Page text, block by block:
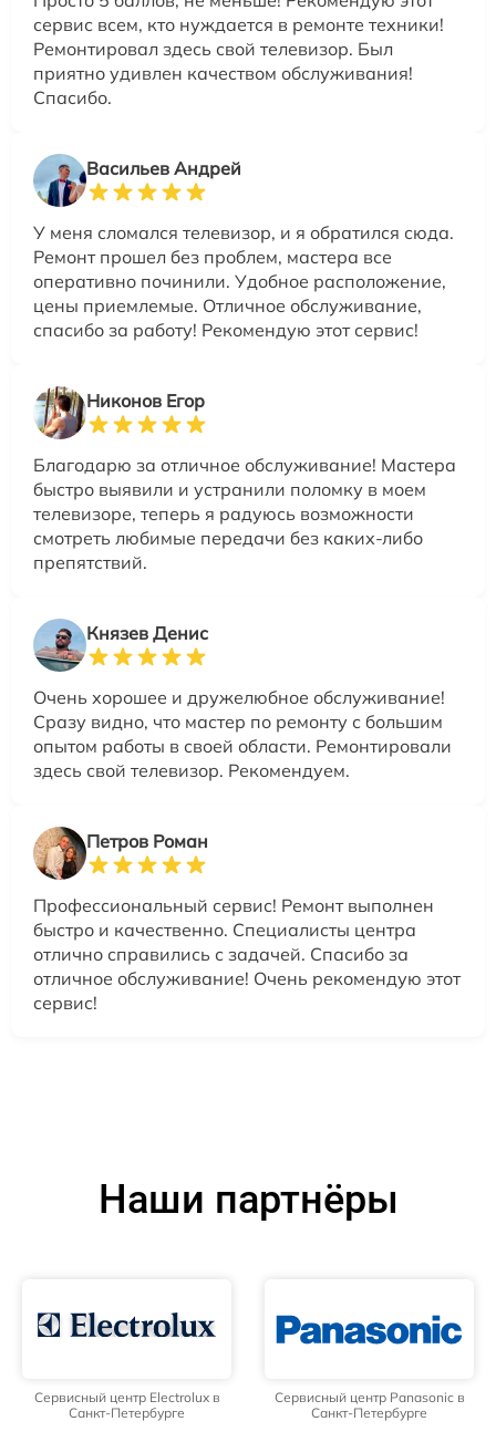
сервис всем, кто нуждается в ремонте техники!
Ремонтировал здесь свой телевизор. Был
приятно удивлен качеством обслуживания!
Спасибо.
Васильев Андрей
У меня сломался телевизор, и я обратился сюда.
Ремонт прошел без проблем, мастера все
оперативно починили. Удобное расположение,
цены приемлемые. Отличное обслуживание,
спасибо за работу! Рекомендую этот сервис!
Никонов Егор
Благодарю за отличное обслуживание! Мастера
быстро выявили и устранили поломку в моем
телевизоре, теперь я радуюсь возможности
смотреть любимые передачи без каких-либо
препятствий.
Князев Денис
Очень хорошее и дружелюбное обслуживание!
Сразу видно, что мастер по ремонту с большим
опытом работы в своей области. Ремонтировали
здесь свой телевизор. Рекомендуем.
Петров Роман
Профессиональный сервис! Ремонт выполнен
быстро и качественно. Специалисты центра
отлично справились с задачей. Спасибо за
отличное обслуживание! Очень рекомендую этот
сервис!
Наши партнёры
Сервисный центр Electrolux в
Санкт-Петербурге
Сервисный центр Panasonic в
Санкт-Петербурге